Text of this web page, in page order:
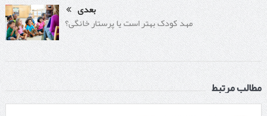
بعدی
مهد کودک بهتر است یا پرستار خانگی؟
مطالب مرتبط